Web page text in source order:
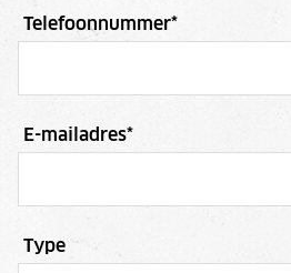
Telefoonnummer*
E-mailadres*
Type